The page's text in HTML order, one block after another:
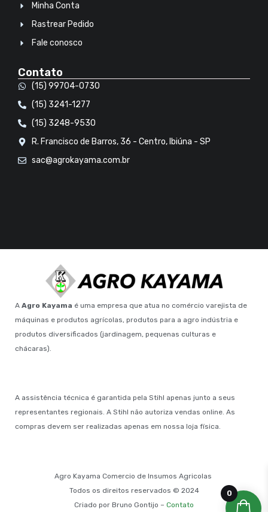
Minha Conta
Rastrear Pedido
Fale conosco
Contato
(15) 99704-0730
(15) 3241-1277
(15) 3248-9530
R. Francisco de Barros, 36 - Centro, Ibiúna - SP
sac@agrokayama.com.br
A Agro Kayama é uma empresa que atua no comércio varejista de
máquinas e produtos agrícolas, produtos para a agro indústria e
produtos diversificados (jardinagem, pequenas culturas e
chácaras).
A assistência técnica é garantida pela Stihl apenas junto a seus
representantes regionais. A Stihl não autoriza vendas online. As
compras devem ser realizadas apenas em nossa loja física.
Agro Kayama Comercio de Insumos Agricolas
Todos os direitos reservados © 2024
Criado por Bruno Gontijo – Contato
0